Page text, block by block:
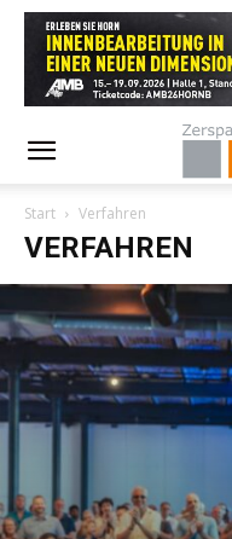
Start Verfahren
VERFAHREN